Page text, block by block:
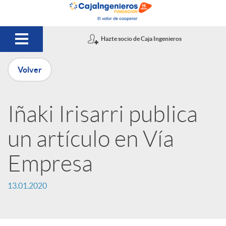
Saltar al contenido principal
Hazte socio de Caja Ingenieros
u
b
l
Volver
Iñaki Irisarri publica
un artículo en Vía
Empresa
13.01.2020